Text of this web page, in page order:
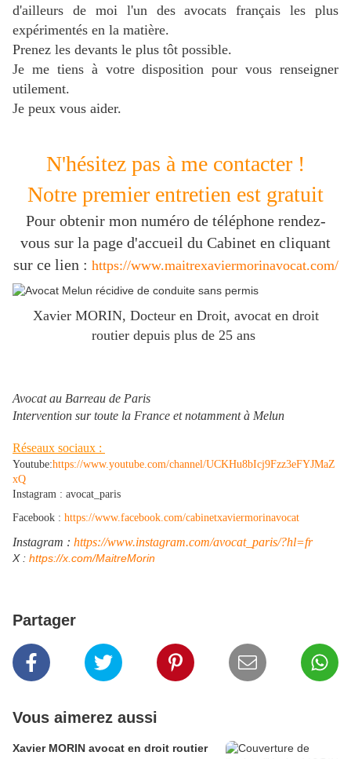
d'ailleurs de moi l'un des avocats français les plus
expérimentés en la matière.
Prenez les devants le plus tôt possible.
Je me tiens à votre disposition pour vous renseigner
utilement.
Je peux vous aider.
N'hésitez pas à me contacter !
Notre premier entretien est gratuit
Pour obtenir mon numéro de téléphone rendez-
vous sur la page d'accueil du Cabinet en cliquant
sur ce lien : https://www.maitrexaviermorinavocat.com/
Xavier MORIN, Docteur en Droit, avocat en droit
routier depuis plus de 25 ans
Avocat au Barreau de Paris
Intervention sur toute la France et notamment à Melun
Réseaux sociaux :
Youtube:https://www.youtube.com/channel/UCKHu8bIcj9Fzz3eFYJMaZ
xQ
Instagram : avocat_paris
Facebook : https://www.facebook.com/cabinetxaviermorinavocat
Instagram : https://www.instagram.com/avocat_paris/?hl=fr
​X : https://x.com/MaitreMorin
Partager
Vous aimerez aussi
Xavier MORIN avocat en droit routier